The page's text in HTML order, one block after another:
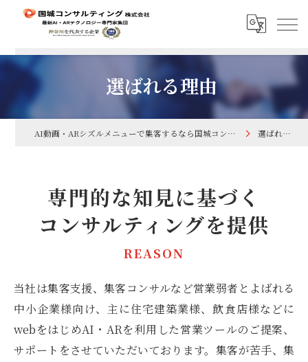
選ばれる理由
AI動画・ARシズルメニューで集客するなら国城コンサルティング株式会社 選ばれる理由
専門的な知見に基づく
コンサルティングを提供
REASON
当社は集客支援、集客コンサルなど営業弱者とよばれる
中小企業様向け、主に住宅建築業様、飲食店様などに
webをはじめAI・ARを利用した営業ツールのご提案、
サポートをさせていただいております。集客が苦手、集